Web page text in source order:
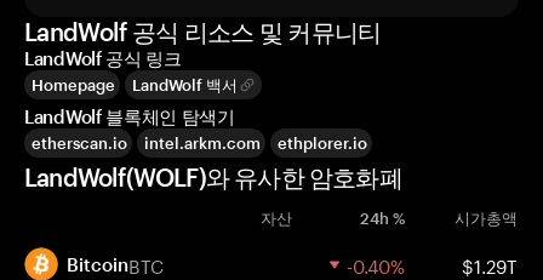
LandWolf 공식 리소스 및 커뮤니티
LandWolf 공식 링크
Homepage LandWolf 백서
LandWolf 블록체인 탐색기
etherscan.io intel.arkm.com ethplorer.io
LandWolf(WOLF)와 유사한 암호화폐
자산 24h % 시가총액
BitcoinBTC -0.40% $1.29T